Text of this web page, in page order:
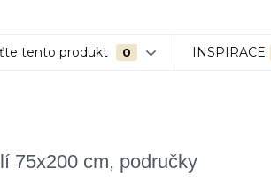
tento produkt 0 INSPIRACE
75x200 cm, područky